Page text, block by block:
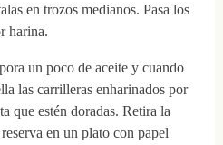
en trozos medianos. Pasa los
harina.
un poco de aceite y cuando
las carrilleras enharinados por
que estén doradas. Retira la
en un plato con papel